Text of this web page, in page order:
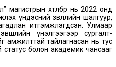
магистрын хөтөлбөр нь 2022 онд
үндэсний зөвлөлийн шалгуур,
итгэмжлэгдсэн. Улмаар
үнэлгээгээр сургалт-
амжилттай тайлагнасан нь тус
статус болон академик чансааг